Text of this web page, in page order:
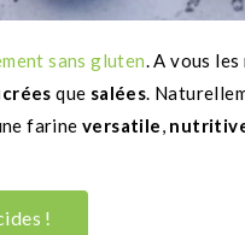
sans gluten. A vous
que salées.
farineversatile,
!